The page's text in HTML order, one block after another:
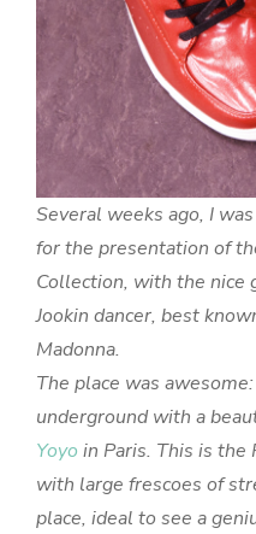
Several weeks ago, I
for the presentation of
Collection, with the nice
Jookin dancer, best
Madonna.
The place was
underground with a
Yoyo in Paris. This is the
with large frescoes of
place, ideal to see a